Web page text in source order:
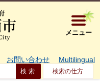
大阪府箕
メニュー
お問い合わせ Multilingual
検索の仕方